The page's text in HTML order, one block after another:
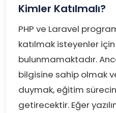
Kimler Katılmalı?
PHP ve Laravel
katılmak isteyenler
bulunmamaktadır.
bilgisine sahip olmak
duymak, eğitim
getirecektir. Eğer